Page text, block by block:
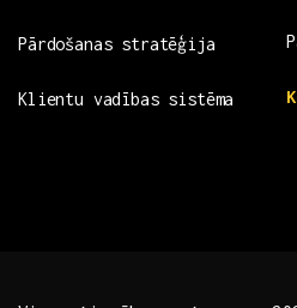
Pārdošanas stratēģija
Klientu vadības sistēma